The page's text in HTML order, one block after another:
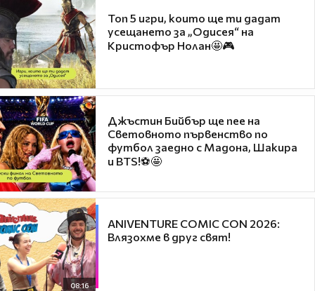
Топ 5 игри, които ще ти дадат
усещането за „Одисея“ на
Кристофър Нолан🤩🎮
Джъстин Бийбър ще пее на
Световното първенство по
футбол заедно с Мадона, Шакира
и BTS!⚽🤩
08:16
ANIVENTURE COMIC CON 2026:
Влязохме в друг свят!